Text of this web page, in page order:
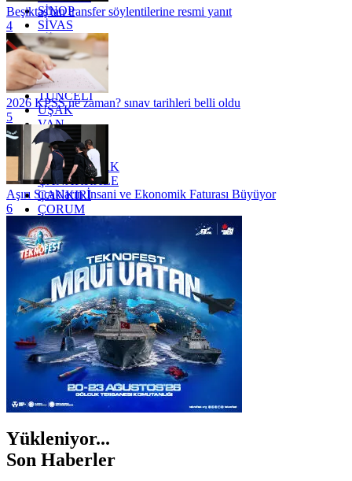
SİNOP
SİVAS
SİİRT
TEKİRDAĞ
TOKAT
TRABZON
TUNCELİ
UŞAK
VAN
YALOVA
YOZGAT
ZONGULDAK
ÇANAKKALE
ÇANKIRI
ÇORUM
İSTANBUL
İZMİR
ŞANLIURFA
ŞIRNAK
Beşiktaş'tan transfer söylentilerine resmi yanıt
4
2026 KPSS ne zaman? sınav tarihleri belli oldu
5
Aşırı Sıcakların İnsani ve Ekonomik Faturası Büyüyor
6
Yükleniyor...
Son Haberler